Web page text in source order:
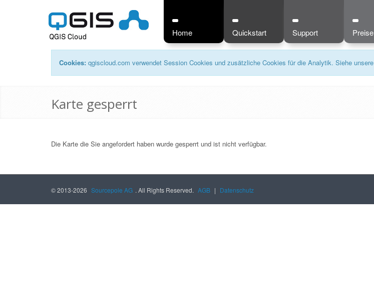
Home Quickstart Support Preise
Cookies: qgiscloud.com verwendet Session Cookies und zusätzliche Cookies für die Analytik. Siehe unsere
Karte gesperrt
Die Karte die Sie angefordert haben wurde gesperrt und ist nicht verfügbar.
© 2013-2026 Sourcepole AG . All Rights Reserved. AGB | Datenschutz